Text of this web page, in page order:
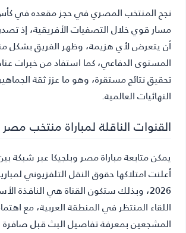
نجح المنتخب المصري في حجز مقعده في
مسار قوي خلال التصفيات الأفريقية، إذ
أن يتعرض لأي هزيمة، وظهر الفريق بشكل
المستوى الدفاعي، كما استفاد من خبرات
تحقيق نتائج مستقرة، وهو ما عزز ثقة
النهائيات العالمية.
القنوات الناقلة لمباراة منتخب
يمكن متابعة مباراة مصر وبلجيكا عبر شبكة
أعلنت امتلاكها حقوق النقل التلفزيوني
2026، وبذلك ستكون القناة هي النافذة
اللقاء المنتظر في المنطقة العربية، مع
المشجعين بمعرفة تفاصيل البث قبل صافرة